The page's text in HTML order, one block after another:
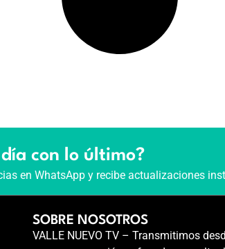
con lo último?
en WhatsApp y recibe actualizaciones
SOBRE NOSOTROS
VALLE NUEVO TV – Transmitimos